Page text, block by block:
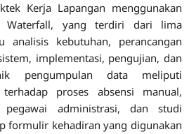
Kerja Lapangan menggunakan
Waterfall, yang terdiri dari lima
analisis kebutuhan, perancangan
implementasi, pengujian, dan
pengumpulan data meliputi
proses absensi manual,
pegawai administrasi, dan studi
formulir kehadiran yang digunakan